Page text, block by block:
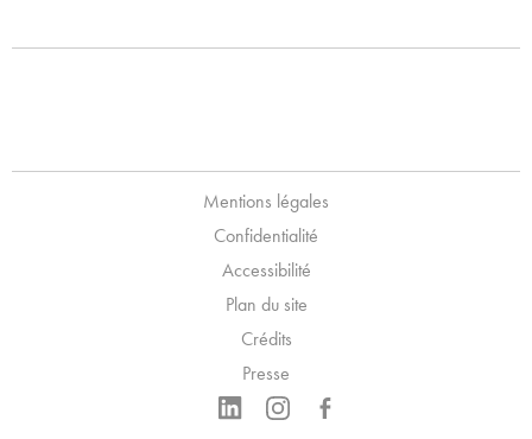
Mentions légales
Confidentialité
Accessibilité
Plan du site
Crédits
Presse